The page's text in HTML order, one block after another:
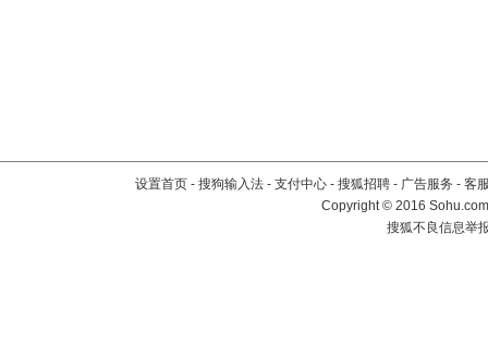
设置首页 - 搜狗输入法 - 支付中心 - 搜狐招聘 - 广告服务 - 客
Copyright©2016
搜狐不良信息举